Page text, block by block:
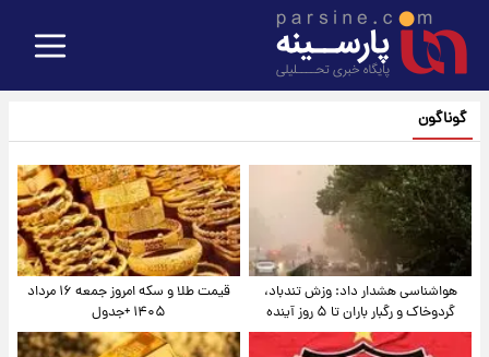
گوناگون
هواشناسی هشدار داد: وزش تندباد،
گردوخاک و رگبار باران تا ۵ روز آینده
قیمت طلا و سکه امروز جمعه ۱۶ مرداد
۱۴۰۵ +جدول